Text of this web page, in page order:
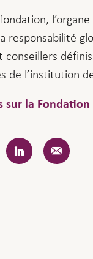
responsabilité
conseillers
de l’institution
sur la